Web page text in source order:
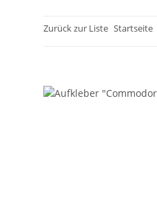
Zurück zur Liste Startseite